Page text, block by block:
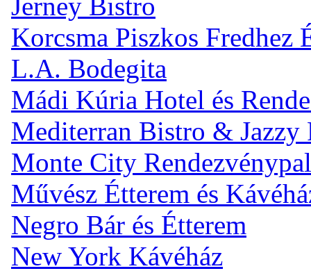
Korcsma Piszkos Fredhez
L.A. Bodegita
Mádi Kúria Hotel és
Mediterran Bistro & Jazzy
Monte City
Művész Étterem és
Negro Bár és Étterem
New York Kávéház